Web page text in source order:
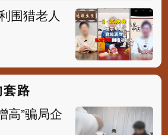
围猎老人
路
高”骗局企